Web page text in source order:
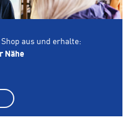
aus und erhalte:
Nähe